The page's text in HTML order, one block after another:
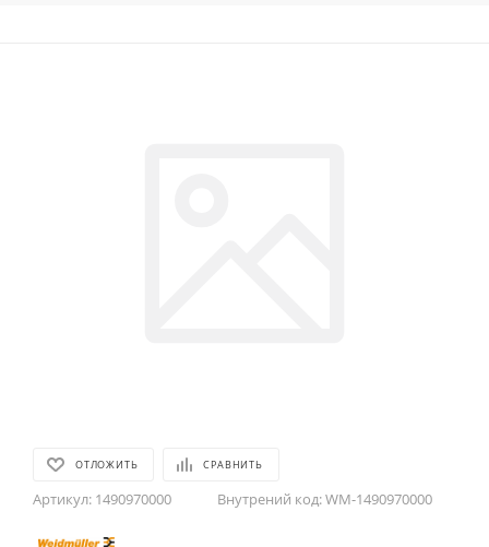
ОТЛОЖИТЬ СРАВНИТЬ
Артикул: 1490970000 Внутрений код:WM-1490970000